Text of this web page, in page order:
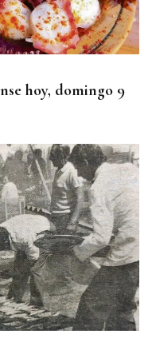
por la Xunta,
laborales
hoy, domingo 9